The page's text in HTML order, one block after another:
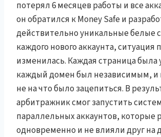
потерял 6 месяцев работы и все
он обратился к Money Safe и
действительно уникальные белые
каждого нового аккаунта, ситуация
изменилась. Каждая страница была
каждый домен был независимым,
не на что было зацепиться. В
арбитражник смог запустить
параллельных аккаунтов, которые
одновременно и не влияли друг на